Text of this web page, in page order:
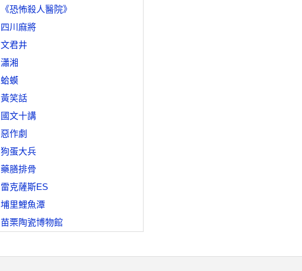
《恐怖殺人醫院》
四川麻將
文君井
瀟湘
蛤蟆
黃笑話
國文十講
惡作劇
狗蛋大兵
藥膳排骨
雷克薩斯ES
埔里鯉魚潭
苗栗陶瓷博物館